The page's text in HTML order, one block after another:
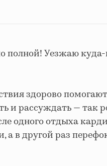
полной! Уезжаю
здорово
и рассуждать — так
одного отдыха
в другой раз